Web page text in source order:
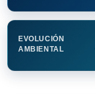
EVOLUCIÓN
AMBIENTAL